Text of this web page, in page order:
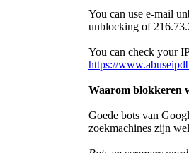
You can use e-mail
unblocking of
You can check your
https://
Waarom blokkeren
Goede bots van
zoekmachines zijn